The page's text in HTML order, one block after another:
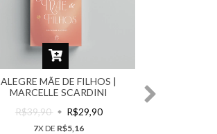
ALEGRE MÃE DE FILHOS |
MARCELLE SCARDINI
R$39,90
R$29,90
7X DE R$5,16